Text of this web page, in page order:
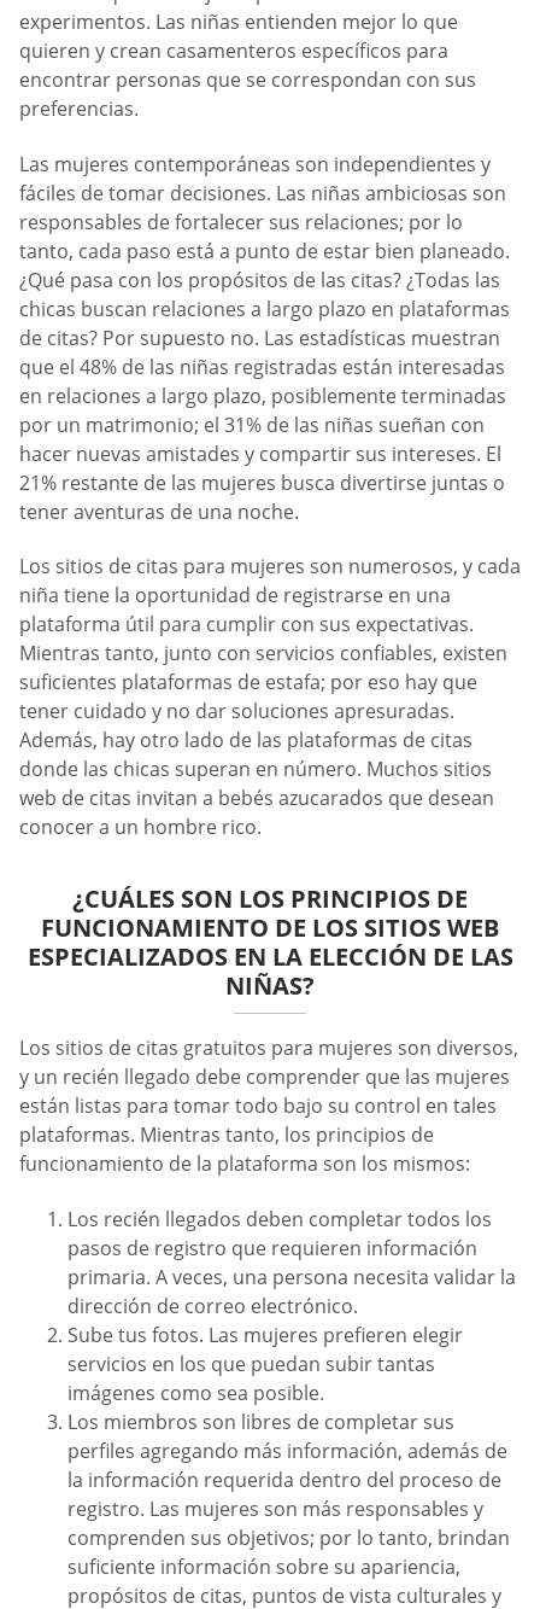
experimentos. Las niñas entienden mejor lo que
quieren y crean casamenteros específicos para
encontrar personas que se correspondan con sus
preferencias.
Las mujeres contemporáneas son independientes y
fáciles de tomar decisiones. Las niñas ambiciosas son
responsables de fortalecer sus relaciones; por lo
tanto, cada paso está a punto de estar bien planeado.
¿Qué pasa con los propósitos de las citas? ¿Todas las
chicas buscan relaciones a largo plazo en plataformas
de citas? Por supuesto no. Las estadísticas muestran
que el 48% de las niñas registradas están interesadas
en relaciones a largo plazo, posiblemente terminadas
por un matrimonio; el 31% de las niñas sueñan con
hacer nuevas amistades y compartir sus intereses. El
21% restante de las mujeres busca divertirse juntas o
tener aventuras de una noche.
Los sitios de citas para mujeres son numerosos, y cada
niña tiene la oportunidad de registrarse en una
plataforma útil para cumplir con sus expectativas.
Mientras tanto, junto con servicios confiables, existen
suficientes plataformas de estafa; por eso hay que
tener cuidado y no dar soluciones apresuradas.
Además, hay otro lado de las plataformas de citas
donde las chicas superan en número. Muchos sitios
web de citas invitan a bebés azucarados que desean
conocer a un hombre rico.
¿CUÁLES SON LOS PRINCIPIOS DE
FUNCIONAMIENTO DE LOS SITIOS WEB
ESPECIALIZADOS EN LA ELECCIÓN DE LAS
NIÑAS?
Los sitios de citas gratuitos para mujeres son diversos,
y un recién llegado debe comprender que las mujeres
están listas para tomar todo bajo su control en tales
plataformas. Mientras tanto, los principios de
funcionamiento de la plataforma son los mismos:
Los recién llegados deben completar todos los
pasos de registro que requieren información
primaria. A veces, una persona necesita validar la
dirección de correo electrónico.
Sube tus fotos. Las mujeres prefieren elegir
servicios en los que puedan subir tantas
imágenes como sea posible.
Los miembros son libres de completar sus
perfiles agregando más información, además de
la información requerida dentro del proceso de
registro. Las mujeres son más responsables y
comprenden sus objetivos; por lo tanto, brindan
suficiente información sobre su apariencia,
propósitos de citas, puntos de vista culturales y